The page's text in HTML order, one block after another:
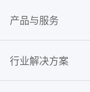
产品与服务
行业解决方案